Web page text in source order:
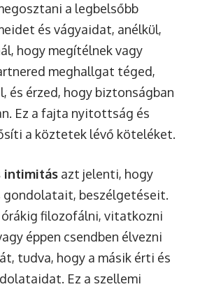
a legbelsőbb
és vágyaidat, anélkül,
hogy megítélnek vagy
meghallgat téged,
és érzed, hogy biztonságban
Ez a fajta nyitottság és
a köztetek lévő köteléket.
azt jelenti, hogy
gondolatait, beszélgetéseit.
órákig filozofálni, vitatkozni
éppen csendben élvezni
tudva, hogy a másik érti és
Ez a szellemi